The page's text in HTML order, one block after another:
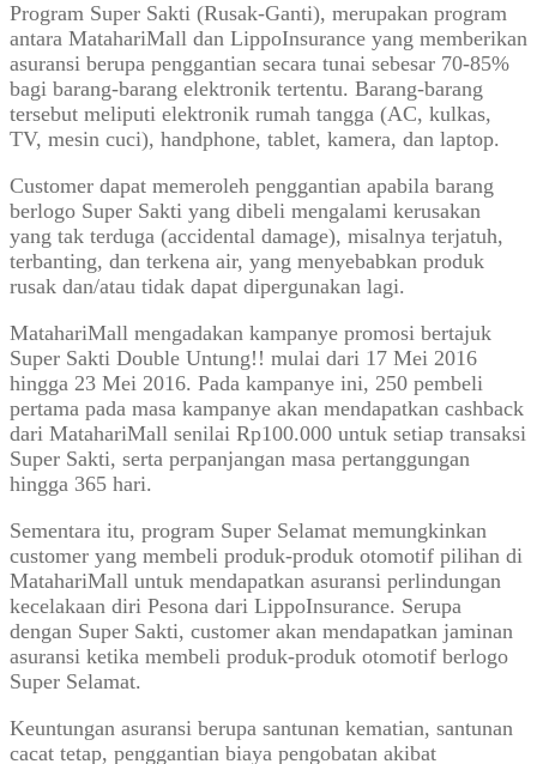
Program Super Sakti (Rusak-Ganti), merupakan program
antara MatahariMall dan LippoInsurance yang memberikan
asuransi berupa penggantian secara tunai sebesar 70-85%
bagi barang-barang elektronik tertentu. Barang-barang
tersebut meliputi elektronik rumah tangga (AC, kulkas,
TV, mesin cuci), handphone, tablet, kamera, dan laptop.
Customer dapat memeroleh penggantian apabila barang
berlogo Super Sakti yang dibeli mengalami kerusakan
yang tak terduga (accidental damage), misalnya terjatuh,
terbanting, dan terkena air, yang menyebabkan produk
rusak dan/atau tidak dapat dipergunakan lagi.
MatahariMall mengadakan kampanye promosi bertajuk
Super Sakti Double Untung!! mulai dari 17 Mei 2016
hingga 23 Mei 2016. Pada kampanye ini, 250 pembeli
pertama pada masa kampanye akan mendapatkan cashback
dari MatahariMall senilai Rp100.000 untuk setiap transaksi
Super Sakti, serta perpanjangan masa pertanggungan
hingga 365 hari.
Sementara itu, program Super Selamat memungkinkan
customer yang membeli produk-produk otomotif pilihan di
MatahariMall untuk mendapatkan asuransi perlindungan
kecelakaan diri Pesona dari LippoInsurance. Serupa
dengan Super Sakti, customer akan mendapatkan jaminan
asuransi ketika membeli produk-produk otomotif berlogo
Super Selamat.
Keuntungan asuransi berupa santunan kematian, santunan
cacat tetap, penggantian biaya pengobatan akibat